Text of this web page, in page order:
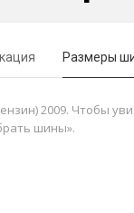
Размеры
2009. Чтобы
шины».